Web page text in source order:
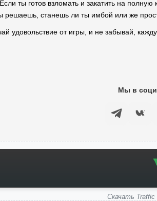
ты готов взломать и закатить на
решаешь, станешь ли ты имбой или же
удовольствие от игры, и не забывай,
Мы в
Скачать Traffic